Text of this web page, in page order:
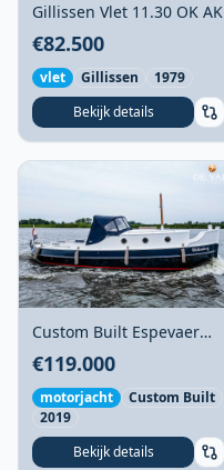
Gillissen Vlet 11.30 OK AK
€82.500
vlet Gillissen
1979
Bekijk details
Custom Built Espevaer
865
€119.000
motorjacht
Custom Built
2019
Bekijk details